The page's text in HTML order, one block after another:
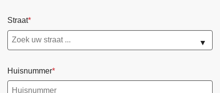
Straat
▼
Huisnummer